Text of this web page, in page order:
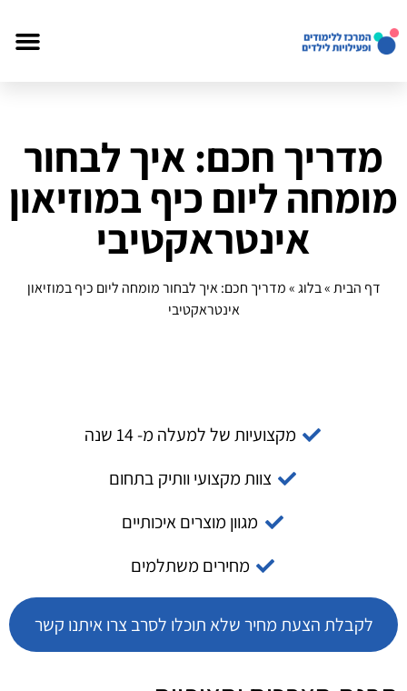
מדריך חכם: איך לבחור
מומחה ליום כיף במוזיאון
אינטראקטיבי
דף הבית»בלוג»מדריך חכם: איך לבחור מומחה ליום כיף במוזיאון
אינטראקטיבי
מקצועיות של למעלה מ- 14 שנה
צוות מקצועי וותיק בתחום
מגוון מוצרים איכותיים
מחירים משתלמים
לקבלת הצעת מחיר שלא תוכלו לסרב צרו איתנו קשר